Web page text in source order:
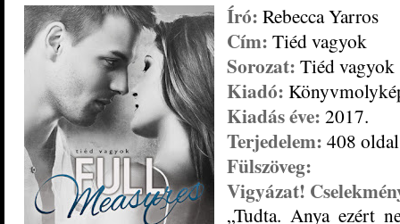
Író: Rebecca Yarros
Cím: Tiéd vagyok
Sorozat: Tiéd vagyok
Kiadó:
Kiadás éve: 2017.
Terjedelem: 408 oldal
Fülszöveg:
Vigyázat!
„Tudta. Anya ezért